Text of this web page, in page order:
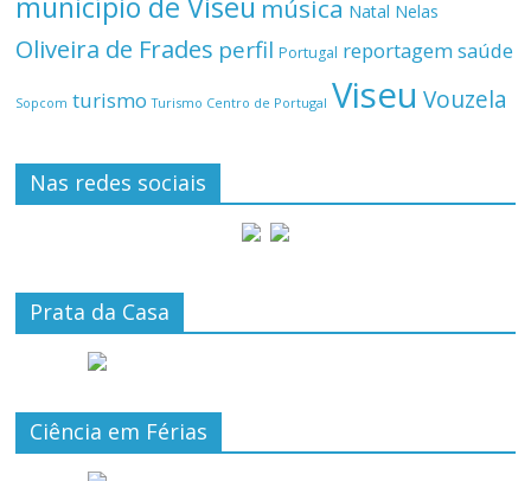
música Natal Nelas
Oliveira de Frades perfil Portugal reportagemsaúde
Sopcom turismo Turismo Centro de Portugal Viseu Vouzela
Nas redes sociais
Prata da Casa
Ciência em Férias